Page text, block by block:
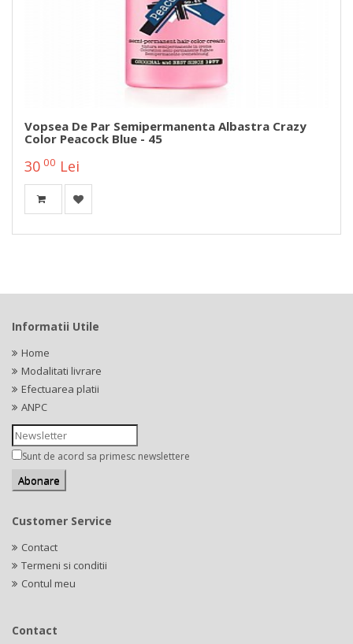
Vopsea De Par Semipermanenta Albastra Crazy
Color Peacock Blue - 45
30 00 Lei
Informatii Utile
Home
Modalitati livrare
Efectuarea platii
ANPC
Sunt de acord sa primesc newslettere
Customer Service
Contact
Termeni si conditii
Contul meu
Contact